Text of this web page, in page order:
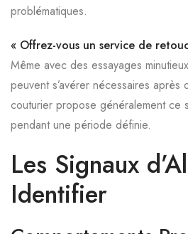
problématiques.
« Offrez-vous un service de
Même avec des essayages
peuvent s’avérer nécessaires après
couturier propose généralement ce
pendant une période définie.
Les Signaux
Identifier